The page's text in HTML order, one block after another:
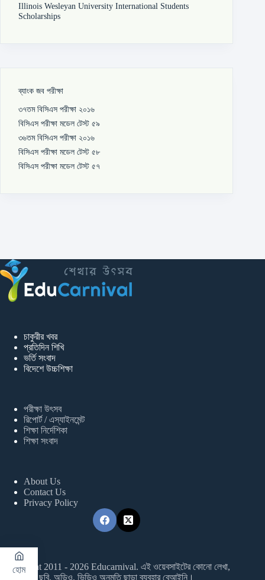
Illinois Wesleyan University International Students
Scholarships
ব্যাংক জব পরীক্ষা
৩৭তম বিসিএস পরীক্ষা ২০১৬
বিসিএস পরীক্ষা মডেল টেস্ট ৫৯
৩৬তম বিসিএস পরীক্ষা ২০১৬
বিসিএস পরীক্ষা মডেল টেস্ট ৫৮
বিসিএস পরীক্ষা মডেল টেস্ট ৫৭
চাকুরীর খবর
প্রতিদিন শিখি
ভর্তি সংবাদ
বিদেশে উচ্চশিক্ষা
পরীক্ষা উৎসব
রিপোর্ট / এস্যাইনমেন্ট
শিক্ষা নির্দেশিকা
শিক্ষা সংবাদ
About Us
Contact Us
Privacy Policy
Copyright 2011 - 2026 Educarnival. এই ওয়েবসাইটের কোনো লেখা,
ছবি, অডিও, ভিডিও অনুমতি ছাড়া ব্যবহার বেআইনি।
হোম